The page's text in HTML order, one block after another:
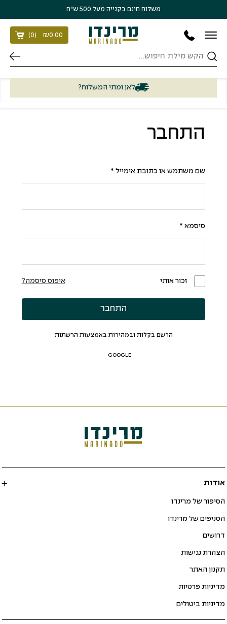
משלוח חינם בקנייה מעל 500 ש״ח
חיפוש
₪0.00
(
0
)
לאן ומתי המשלוח?
התחבר
שם משתמש או כתובת אימייל *
סיסמא *
זכור אותי איפוס סיסמה?
התחבר
הרשם בקלות ובמהירות באמצעות הרשתות
GOOGLE
אודות
הסיפור של מרינדו
הסניפים של מרינדו
דרושים
הצהרת נגישות
תקנון האתר
מדיניות פרטיות
מדיניות ביטולים